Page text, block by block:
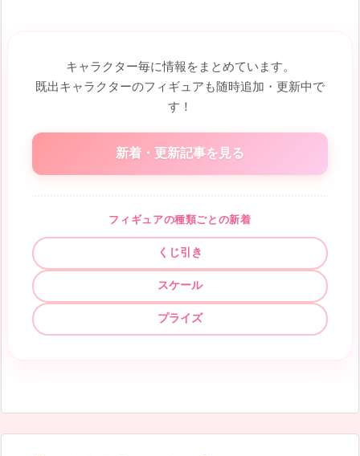
キャラクター毎に情報をまとめています。
既出キャラクターのフィギュアも随時追加・更新中で
す！
新着・更新記事を見る
フィギュアの種類ごとの新着
くじ引き
スケール
プライズ